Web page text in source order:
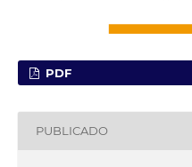
PDF
PUBLICADO